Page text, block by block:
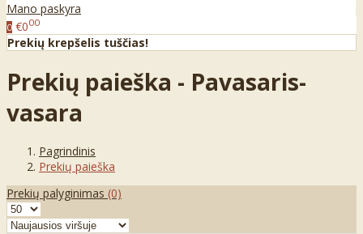
Mano paskyra
0 €000
Prekių krepšelis tuščias!
Prekių paieška - Pavasaris-
vasara
Pagrindinis
Prekių paieška
Prekių palyginimas (0)